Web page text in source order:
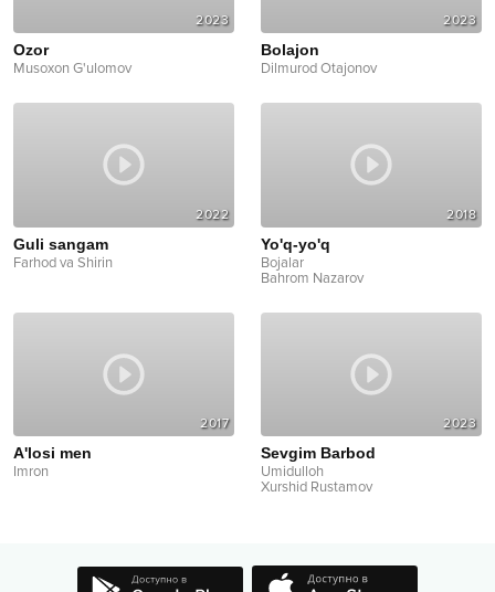
2023
Ozor
Musoxon G'ulomov
2023
Bolajon
Dilmurod Otajonov
2022
Guli sangam
Farhod va Shirin
2018
Yo'q-yo'q
Bojalar
Bahrom Nazarov
2017
A'losi men
Imron
2023
Sevgim Barbod
Umidulloh
Xurshid Rustamov